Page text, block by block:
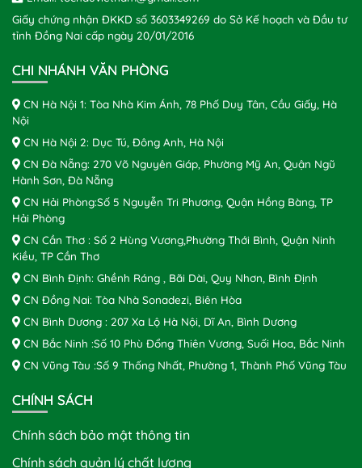
Giấy chứng nhận ĐKKD số 3603349269 do Sở Kế hoạch và Đầu tư
tỉnh Đồng Nai cấp ngày 20/01/2016
CHI NHÁNH VĂN PHÒNG
CN Hà Nội 1: Tòa Nhà Kim Ánh, 78 Phố Duy Tân, Cầu Giấy, Hà
Nội
CN Hà Nội 2: Dục Tú, Đông Anh, Hà Nội
CN Đà Nẵng: 270 Võ Nguyên Giáp, Phường Mỹ An, Quận Ngũ
Hành Sơn, Đà Nẵng
CN Hải Phòng:Số 5 Nguyễn Tri Phương, Quận Hồng Bàng, TP
Hải Phòng
CN Cần Thơ : Số 2 Hùng Vương,Phường Thới Bình, Quận Ninh
Kiều, TP Cần Thơ
CN Bình Định: Ghềnh Ráng , Bãi Dài, Quy Nhơn, Bình Định
CN Đồng Nai: Tòa Nhà Sonadezi, Biên Hòa
CN Bình Dương : 207 Xa Lộ Hà Nội, Dĩ An, Bình Dương
CN Bắc Ninh :Số 10 Phù Đổng Thiên Vương, Suối Hoa, Bắc Ninh
CN Vũng Tàu :Số 9 Thống Nhất, Phường 1, Thành Phố Vũng Tàu
CHÍNH SÁCH
Chính sách bảo mật thông tin
Chính sách quản lý chất lượng